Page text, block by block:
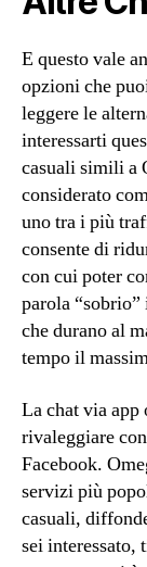
E questo vale
opzioni che
leggere le
interessarti
casuali simili a
considerato
uno tra i più
consente di
con cui poter
parola
che durano al
tempo il
La chat via app
rivaleggiare
Facebook.
servizi più
casuali,
sei interessato,